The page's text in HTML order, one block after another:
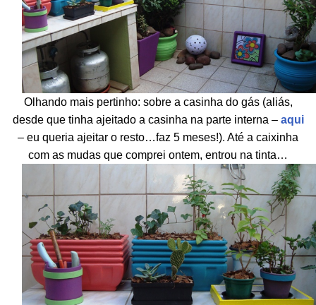
Olhando mais pertinho: sobre a casinha do gás (aliás,
desde que tinha ajeitado a casinha na parte interna – aqui
– eu queria ajeitar o resto…faz 5 meses!). Até a caixinha
com as mudas que comprei ontem, entrou na tinta…